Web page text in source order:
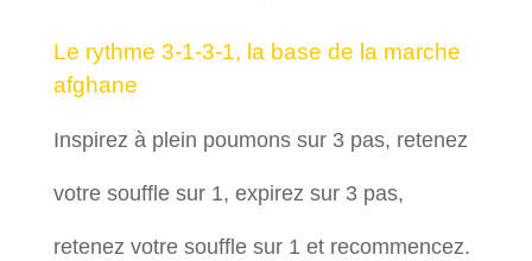
Le rythme 3-1-3-1, la base de la marche
afghane
Inspirez à plein poumons sur 3 pas, retenez
votre souffle sur 1, expirez sur 3 pas,
retenez votre souffle sur 1 et recommencez.